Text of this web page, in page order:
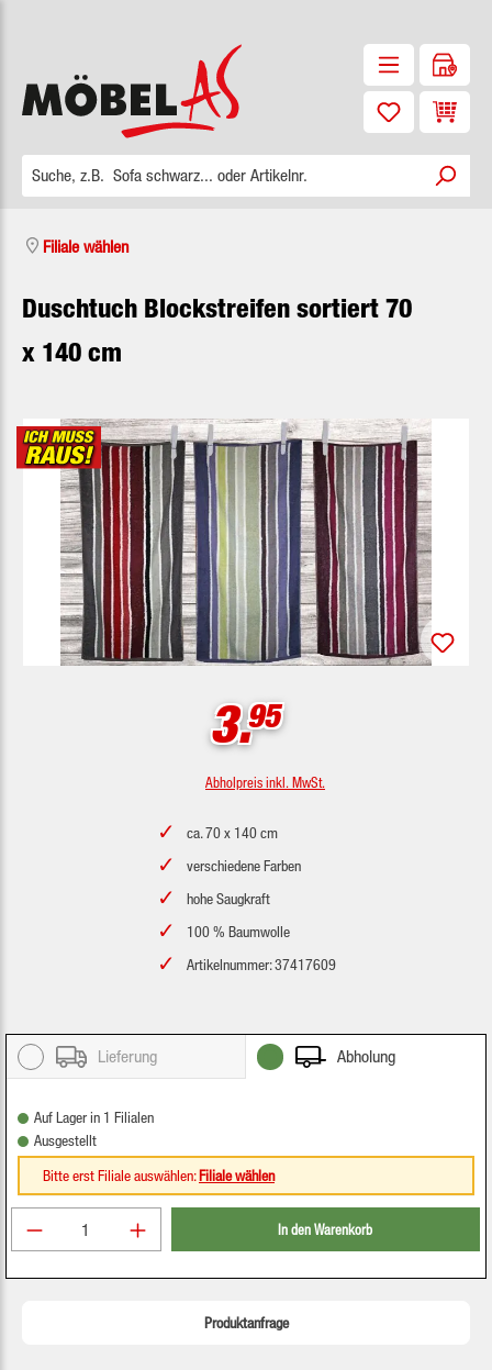
Filiale wählen
Duschtuch Blockstreifen sortiert 70
x 140 cm
Bildergalerie überspringen
3.95
Abholpreis inkl. MwSt.
ca. 70 x 140 cm
verschiedene Farben
hohe Saugkraft
100 % Baumwolle
Artikelnummer: 37417609
Lieferung Abholung
Auf Lager in 1 Filialen
Ausgestellt
Bitte erst Filiale auswählen:Filiale wählen
Produkt Anzahl: Gib den gewünschten Wert ein
In den Warenkorb
Produktanfrage